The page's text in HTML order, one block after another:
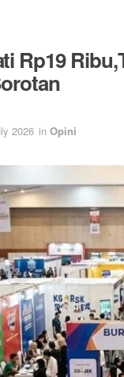
Rp19
2026 in Opini